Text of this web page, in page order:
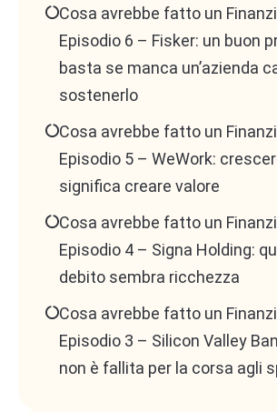
Cosa avrebbe fatto un
Episodio 6 – Fisker: un buon
basta se manca un’azienda
sostenerlo
Cosa avrebbe fatto un
Episodio 5 – WeWork:
significa creare valore
Cosa avrebbe fatto un
Episodio 4 – Signa Holding:
debito sembra ricchezza
Cosa avrebbe fatto un
Episodio 3 – Silicon Valley
non è fallita per la corsa agli